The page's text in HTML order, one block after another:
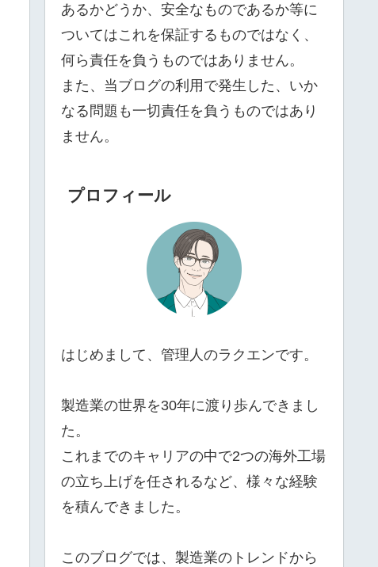
あるかどうか、安全なものであるか等に
ついてはこれを保証するものではなく、
何ら責任を負うものではありません。
また、当ブログの利用で発生した、いか
なる問題も一切責任を負うものではあり
ません。
プロフィール
はじめまして、管理人のラクエンです。
製造業の世界を30年に渡り歩んできまし
た。
これまでのキャリアの中で2つの海外工場
の立ち上げを任されるなど、様々な経験
を積んできました。
このブログでは、製造業のトレンドから